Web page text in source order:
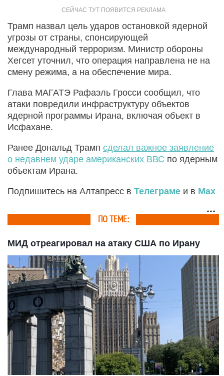
Трамп назвал цель ударов остановкой ядерной
угрозы от страны, спонсирующей
международный терроризм. Министр обороны
Хегсет уточнил, что операция направлена не на
смену режима, а на обеспечение мира.
Глава МАГАТЭ Рафаэль Гросси сообщил, что
атаки повредили инфраструктуру объектов
ядерной программы Ирана, включая объект в
Исфахане.
Ранее Дональд Трамп сделал важное заявление
о недавнем ударе американских ВВС по ядерным
объектам Ирана.
Подпишитесь на Алтапресс в Телеграме и в Max
ПО ТЕМЕ:
МИД отреагировал на атаку США по Ирану